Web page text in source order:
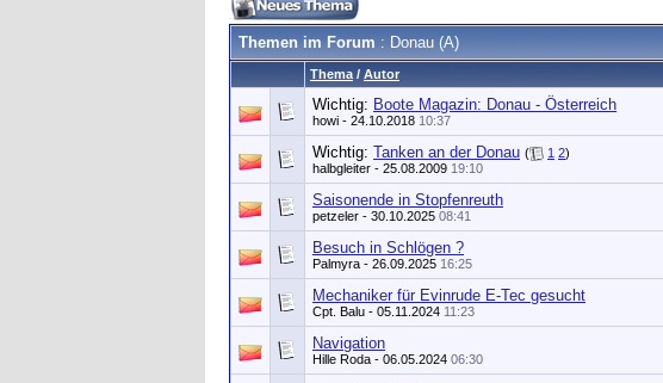
Themen im Forum : Donau (A)
Thema / Autor
Wichtig: Boote Magazin: Donau - Österreich
howi - 24.10.2018 10:37
Wichtig: Tanken an der Donau ( 1 2)
halbgleiter - 25.08.2009 19:10
Saisonende in Stopfenreuth
petzeler - 30.10.2025 08:41
Besuch in Schlögen ?
Palmyra - 26.09.2025 16:25
Mechaniker für Evinrude E-Tec gesucht
Cpt. Balu - 05.11.2024 11:23
Navigation
Hille Roda - 06.05.2024 06:30